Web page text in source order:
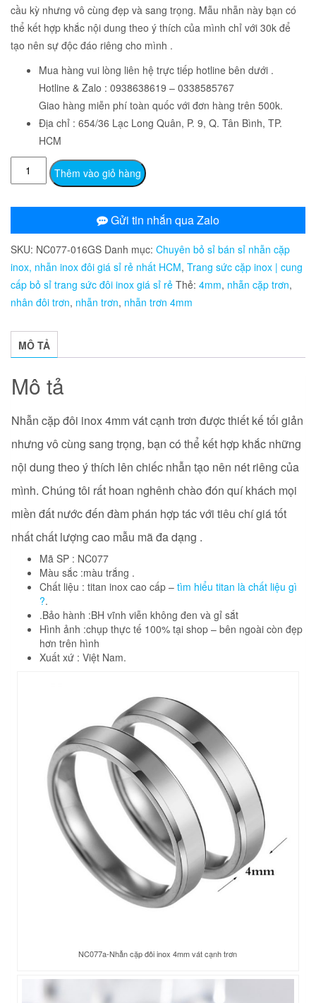
cầu kỳ nhưng vô cùng đẹp và sang trọng. Mẫu nhẫn này bạn có
thể kết hợp khắc nội dung theo ý thích của mình chỉ với 30k để
tạo nên sự độc đáo riêng cho mình .
Mua hàng vui lòng liên hệ trực tiếp hotline bên dưới .
Hotline & Zalo : 0938638619 – 0338585767
Giao hàng miễn phí toàn quốc với đơn hàng trên 500k.
Địa chỉ : 654/36 Lạc Long Quân, P. 9, Q. Tân Bình, TP.
HCM
Nhẫn
cặp
4mm
vát
cạnh
trơn
NC077
lượng
Thêm vào giỏ hàng
Gửi tin nhắn qua Zalo
SKU: NC077-016GS Danh mục: Chuyên bỏ sỉ bán sỉ nhẫn cặp
inox, nhẫn inox đôi giá sỉ rẻ nhất HCM, Trang sức cặp inox | cung
cấp bỏ sỉ trang sức đôi inox giá sỉ rẻ Thẻ: 4mm, nhẫn cặp trơn,
nhân đôi trơn, nhẫn trơn, nhẫn trơn 4mm
MÔ TẢ
Mô tả
Nhẫn cặp đôi inox 4mm vát cạnh trơn được thiết kế tối giản
nhưng vô cùng sang trọng, bạn có thể kết hợp khắc những
nội dung theo ý thích lên chiếc nhẫn tạo nên nét riêng của
mình. Chúng tôi rất hoan nghênh chào đón quí khách mọi
miền đất nước đến đàm phán hợp tác với tiêu chí giá tốt
nhất chất lượng cao mẫu mã đa dạng .
Mã SP : NC077
Màu sắc :màu trắng .
Chất liệu : titan inox cao cấp – tìm hiểu titan là chất liệu gì
?.
.Bảo hành :BH vĩnh viễn không đen và gỉ sắt
Hình ảnh :chụp thực tế 100% tại shop – bên ngoài còn đẹp
hơn trên hình
Xuất xứ : Việt Nam.
NC077a-Nhẫn cặp đôi inox 4mm vát cạnh trơn